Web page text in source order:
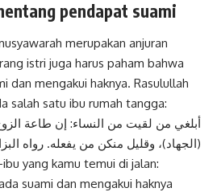
pendapat suami
merupakan anjuran
istri juga harus paham bahwa
dan mengakui haknya. Rasulullah
salah satu ibu rumah tangga:
أبلغي من لقيت من النساء: إن طاعة
(الجهاد)، وقليل منكن من يفعله. رواه
yang kamu temui di jalan:
suami dan mengakui haknya